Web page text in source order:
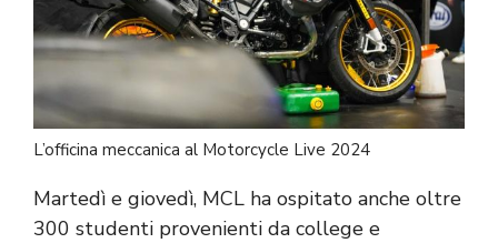
L’officina meccanica al Motorcycle Live 2024
Martedì e giovedì, MCL ha ospitato anche oltre
300 studenti provenienti da college e